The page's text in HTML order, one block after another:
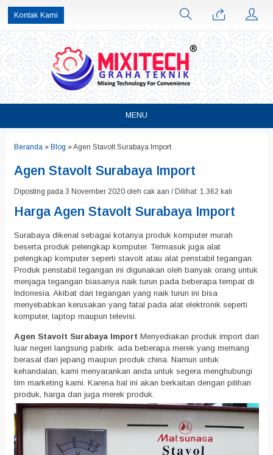
Kontak Kami
MENU
Beranda » Blog »Agen Stavolt Surabaya Import
Agen Stavolt Surabaya Import
Diposting pada 3 November 2020 oleh cak aan / Dilihat: 1.362 kali
Harga Agen Stavolt Surabaya Import
Surabaya dikenal sebagai kotanya produk komputer murah
beserta produk pelengkap komputer. Termasuk juga alat
pelengkap komputer seperti stavolt atau alat penstabil tegangan.
Produk penstabil tegangan ini digunakan oleh banyak orang untuk
menjaga tegangan biasanya naik turun pada beberapa tempat di
Indonesia. Akibat dari tegangan yang naik turun ini bisa
menyebabkan kerusakan yang fatal pada alat elektronik seperti
komputer, laptop maupun televisi.
Agen Stavolt Surabaya Import Menyediakan produk import dari
luar negeri langsung pabrik. ada beberapa merek yang memang
berasal dari jepang maupun produk china. Namun untuk
kehandalan, kami menyarankan anda untuk segera menghubungi
tim marketing kami. Karena hal ini akan berkaitan dengan pilihan
produk, harga dan juga merek produk.